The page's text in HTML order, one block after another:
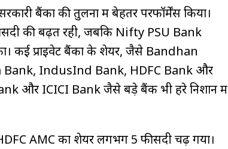
बैंकों की तुलना में बेहतर परफॉर्मेंस किया।
की बढ़त रही, जबकि Nifty PSU Bank
कई प्राइवेट बैंकों के शेयर, जैसे Bandhan
IndusInd Bank, HDFC Bank और
और ICICI Bank जैसे बड़े बैंक भी हरे निशान में
AMC का शेयर लगभग 5 फीसदी चढ़ गया।